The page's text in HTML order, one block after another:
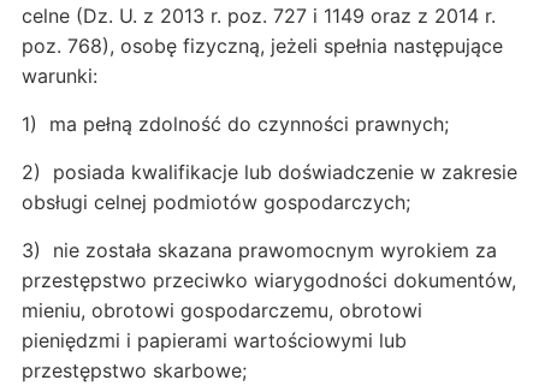
celne (Dz. U. z 2013 r. poz. 727 i 1149 oraz z 2014 r.
poz. 768), osobę fizyczną, jeżeli spełnia następujące
warunki:
1) ma pełną zdolność do czynności prawnych;
2) posiada kwalifikacje lub doświadczenie w zakresie
obsługi celnej podmiotów gospodarczych;
3) nie została skazana prawomocnym wyrokiem za
przestępstwo przeciwko wiarygodności dokumentów,
mieniu, obrotowi gospodarczemu, obrotowi
pieniędzmi i papierami wartościowymi lub
przestępstwo skarbowe;